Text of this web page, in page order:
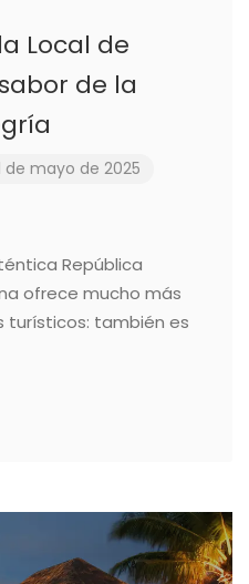
Local de
de la
de mayo de 2025
República
ofrece mucho más
turísticos: también es